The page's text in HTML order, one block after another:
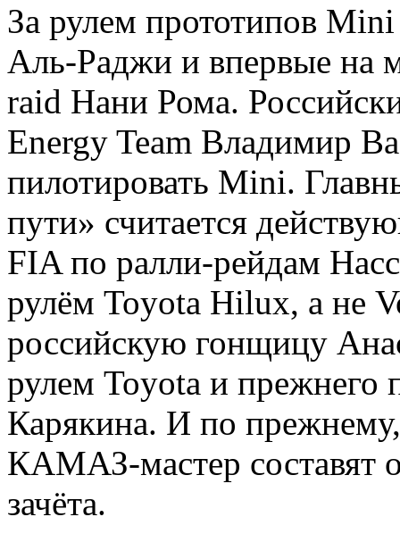
За рулем прототипов
Аль-Раджи и впервые на
raid Нани Рома.
Energy Team Владимир
пилотировать Mini.
пути» считается
FIA по ралли-рейдам
рулём Toyota Hilux, а не
российскую гонщицу
рулем Toyota и прежнего
Карякина. И по
КАМАЗ-мастер составят
зачёта.